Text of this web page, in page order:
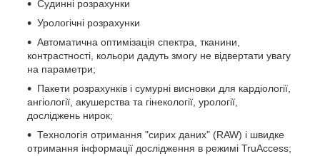
Судинні розрахунки
Урологічні розрахунки
Автоматична оптимізація спектра, тканини,
контрастності, кольори дадуть змогу не відвертати увагу
на параметри;
Пакети розрахунків і сумурні висновки для кардіології,
ангіології, акушерства та гінекології, урології,
досліджень нирок;
Технологія отримання "сирих даних" (RAW) і швидке
отримання інформації дослідження в режимі TruAccess;